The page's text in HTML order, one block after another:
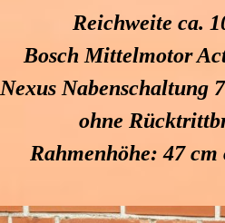
Reichweite ca.
Bosch Mittelmotor
Nexus Nabenschaltung
ohne
Rahmenhöhe: 47 cm